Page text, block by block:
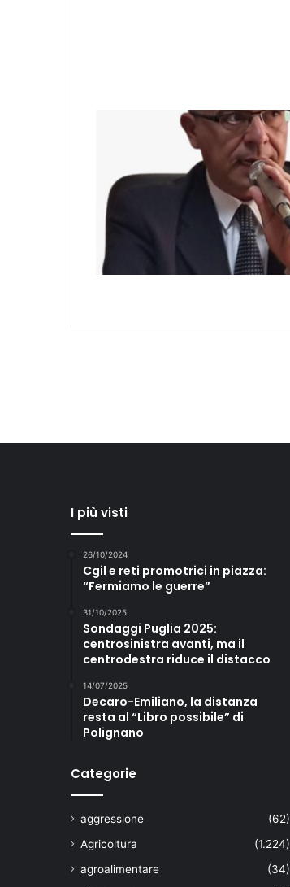
I più visti
26/10/2024
Cgil e reti promotrici in piazza:
“Fermiamo le guerre”
31/10/2025
Sondaggi Puglia 2025:
centrosinistra avanti, ma il
centrodestra riduce il distacco
14/07/2025
Decaro-Emiliano, la distanza
resta al “Libro possibile” di
Polignano
Categorie
aggressione
(62)
Agricoltura
(1.224)
agroalimentare
(34)